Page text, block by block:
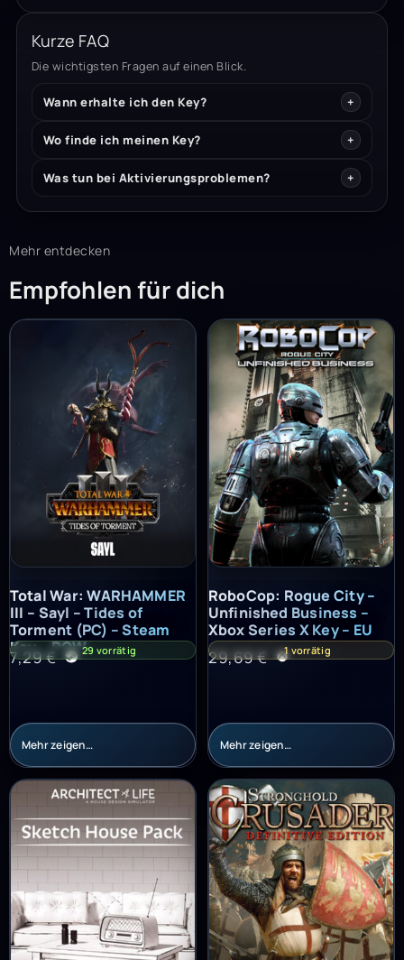
Kurze FAQ
Die wichtigsten Fragen auf einen Blick.
Wann erhalte ich den Key?
Wo finde ich meinen Key?
Was tun bei Aktivierungsproblemen?
Mehr entdecken
Empfohlen für dich
Total War: WARHAMMER III – Sayl – Tides of Torment (PC) –
Total War: WARHAMMER
III – Sayl – Tides of
Torment (PC) – Steam
Key – ROW
7,29€ 29 vorrätig
Mehr zeigen…
RoboCop: Rogue City –
RoboCop: Rogue City –
Unfinished Business –
Xbox Series X Key – EU
29,69€ 1 vorrätig
Mehr zeigen…